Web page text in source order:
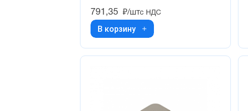
791,35 ₽/штс НДС
В корзину